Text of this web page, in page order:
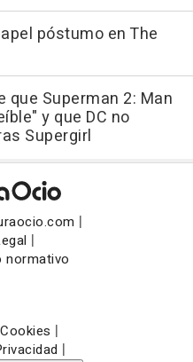
póstumo en The
que Superman 2: Man
y que DC no
Supergirl
|
|
normativo
|
|